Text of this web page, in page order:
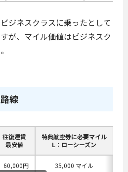
ジネスクラスに乗ったとして
が、マイル価値はビジネスク
線
往復運賃
最安値
特典航空券に必要マイル
L：ローシーズン
60,000円 35,000 マイル